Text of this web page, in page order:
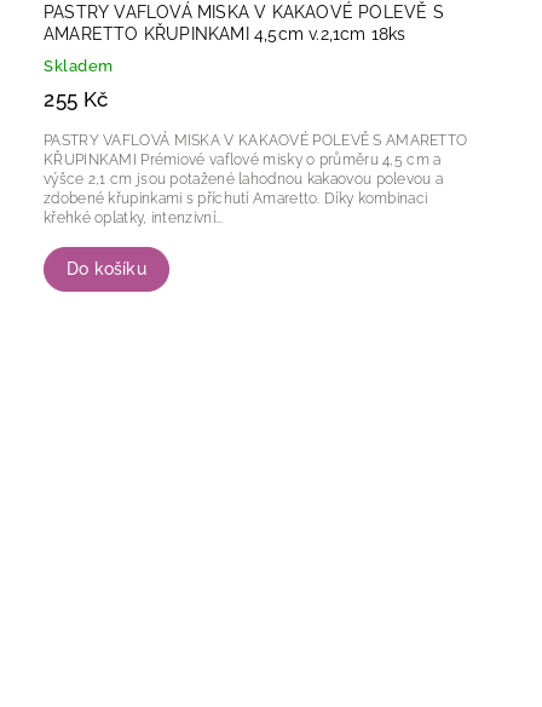
PASTRY VAFLOVÁ MISKA V KAKAOVÉ POLEVĚ S
AMARETTO KŘUPINKAMI 4,5cm v.2,1cm 18ks
Skladem
255 Kč
Do košíku
PASTRY VAFLOVÁ MISKA V KAKAOVÉ POLEVĚ S AMARETTO
KŘUPINKAMI Prémiové vaflové misky o průměru 4,5 cm a
výšce 2,1 cm jsou potažené lahodnou kakaovou polevou a
zdobené křupinkami s příchutí Amaretto. Díky kombinaci
křehké oplatky, intenzivní...